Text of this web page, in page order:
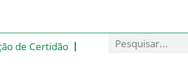
de Certidão